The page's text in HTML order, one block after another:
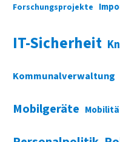
Forschungsprojekte
IT-Sicherheit
Kommunalverwaltung
Mobilgeräte